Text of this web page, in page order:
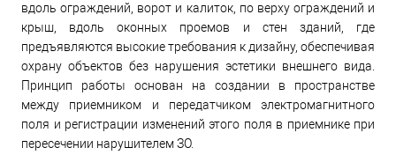
вдоль ограждений, ворот и калиток, по верху ограждений и
крыш, вдоль оконных проемов и стен зданий, где
предъявляются высокие требования к дизайну, обеспечивая
охрану объектов без нарушения эстетики внешнего вида.
Принцип работы основан на создании в пространстве
между приемником и передатчиком электромагнитного
поля и регистрации изменений этого поля в приемнике при
пересечении нарушителем ЗО.